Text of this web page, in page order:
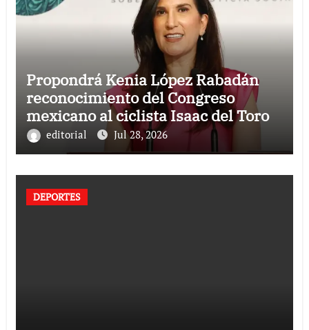
Propondrá Kenia López Rabadán
reconocimiento del Congreso
mexicano al ciclista Isaac del Toro
editorial Jul 28, 2026
DEPORTES